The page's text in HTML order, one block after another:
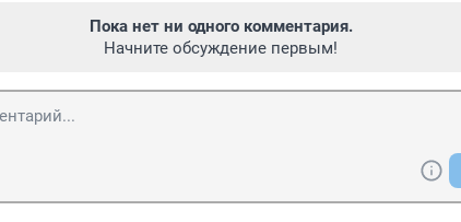
Пока нет ни одного комментария.
Начните обсуждение первым!